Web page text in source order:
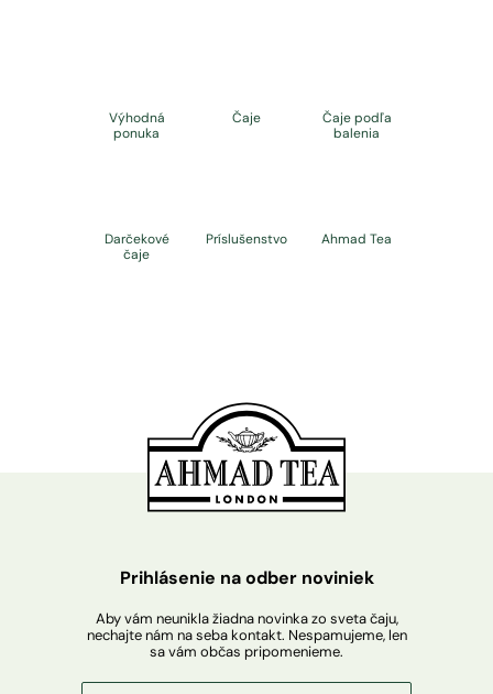
Výhodná
ponuka
Čaje
Čaje podľa
balenia
Darčekové
čaje
Príslušenstvo Ahmad Tea
Prihlásenie na odber noviniek
Aby vám neunikla žiadna novinka zo sveta čaju,
nechajte nám na seba kontakt. Nespamujeme, len
sa vám občas pripomenieme.